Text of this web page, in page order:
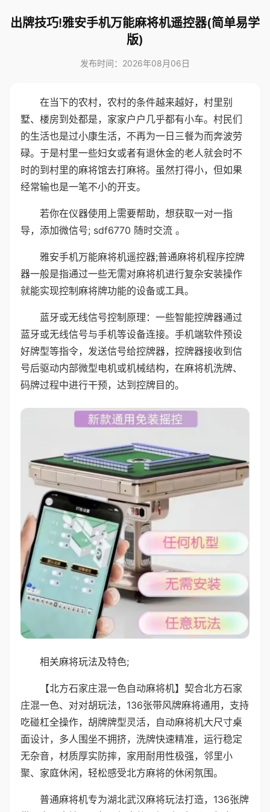
出牌技巧!雅安手机万能麻将机遥控器(简单易学
版)
发布时间：2026年08月06日
在当下的农村，农村的条件越来越好，村里别
墅、楼房到处都是，家家户户几乎都有小车。村民们
的生活也是过小康生活，不再为一日三餐为而奔波劳
碌。于是村里一些妇女或者有退休金的老人就会时不
时的到村里的麻将馆去打麻将。虽然打得小，但如果
经常输也是一笔不小的开支。
若你在仪器使用上需要帮助，想获取一对一指
导，添加微信号; sdf6770 随时交流 。
雅安手机万能麻将机遥控器;普通麻将机程序控牌
器一般是指通过一些无需对麻将机进行复杂安装操作
就能实现控制麻将牌功能的设备或工具。
蓝牙或无线信号控制原理：一些智能控牌器通过
蓝牙或无线信号与手机等设备连接。手机端软件预设
好牌型等指令，发送信号给控牌器，控牌器接收到信
号后驱动内部微型电机或机械结构，在麻将机洗牌、
码牌过程中进行干预，达到控牌目的。
相关麻将玩法及特色;
【北方石家庄混一色自动麻将机】契合北方石家
庄混一色、对对胡玩法，136张带风牌麻将通用，支持
吃碰杠全操作，胡牌牌型灵活，自动麻将机大尺寸桌
面设计，多人围坐不拥挤，洗牌快速精准，运行稳定
无杂音，材质厚实防摔，家用耐用性极强，邻里小
聚、家庭休闲，轻松感受北方麻将的休闲氛围。
普通麻将机专为湖北武汉麻将玩法打造，136张牌